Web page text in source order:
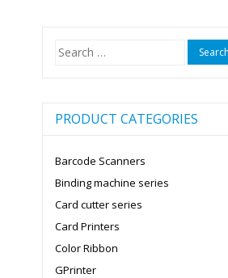
Search
for:
PRODUCT CATEGORIES
Barcode Scanners
Binding machine series
Card cutter series
Card Printers
Color Ribbon
GPrinter